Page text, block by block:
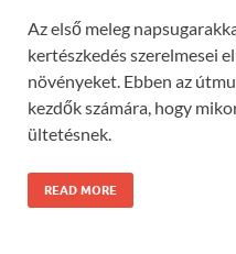
Az első meleg
kertészkedés szerelmesei
növényeket. Ebben az
kezdők számára, hogy
ültetésnek.
READ MORE